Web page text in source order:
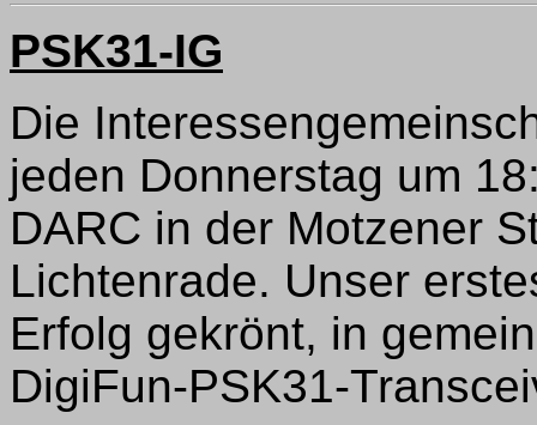
PSK31-IG
Die
jeden Donnerstag um
DARC in der Motzener
Lichtenrade. Unser
Erfolg gekrönt, in
DigiFun-PSK31-